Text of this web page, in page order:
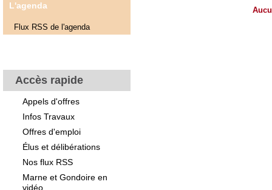
L'agenda
Flux RSS de l'agenda
Accès rapide
Appels d'offres
Infos Travaux
Offres d'emploi
Élus et délibérations
Nos flux RSS
Marne et Gondoire en
vidéo